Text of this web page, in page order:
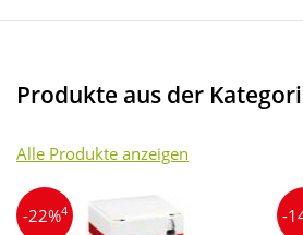
Produkte aus der
Alle Produkte anzeigen
-22%4 -